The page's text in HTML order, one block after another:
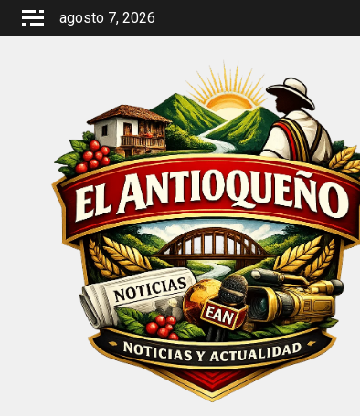
Saltar
agosto 7, 2026